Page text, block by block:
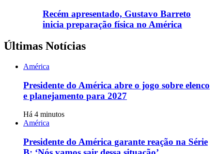
Recém apresentado, Gustavo Barreto
inicia preparação física no América
Últimas Notícias
América
Presidente do América abre o jogo sobre elenco
e planejamento para 2027
Há 4 minutos
América
Presidente do América garante reação na Série